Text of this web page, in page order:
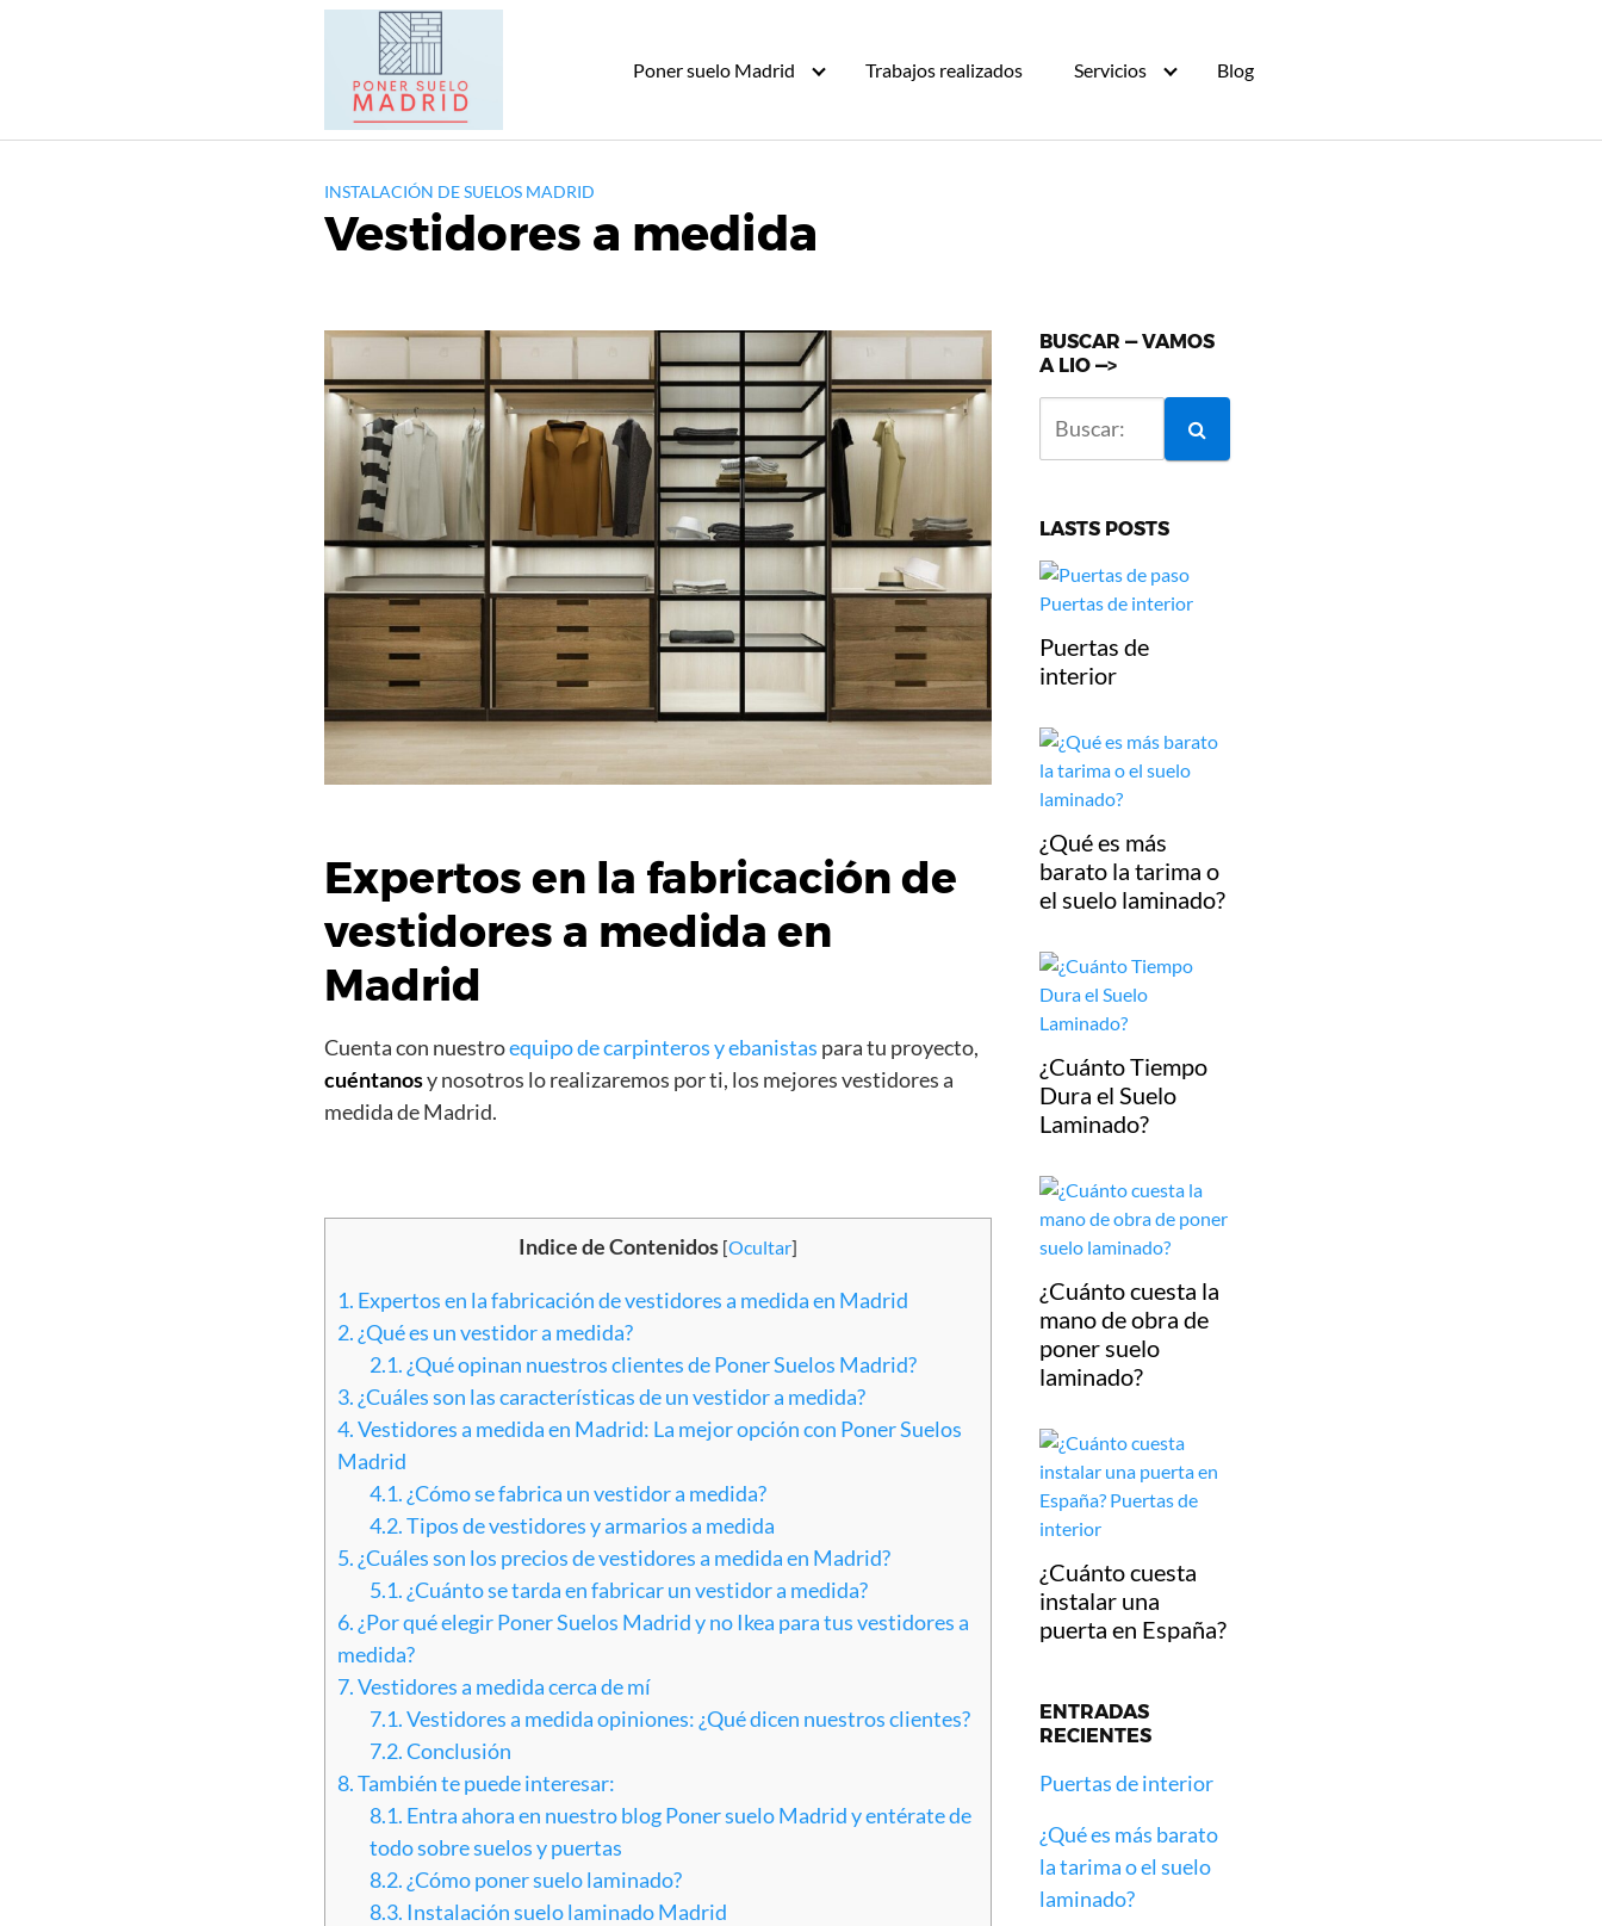
Poner suelo Madrid Trabajos realizados Servicios Blog
INSTALACIÓN DE SUELOS MADRID
Vestidores a medida
Expertos en la fabricación de
vestidores a medida en
Madrid
Cuenta con nuestroequipo de carpinteros y ebanistas para tu proyecto,
cuéntanosy nosotros lo realizaremos por ti, los mejores vestidores a
medida de Madrid.
Indice de Contenidos [Ocultar]
1. Expertos en la fabricación de vestidores a medida en Madrid
2. ¿Qué es un vestidor a medida?
2.1. ¿Qué opinan nuestros clientes de Poner Suelos Madrid?
3. ¿Cuáles son las características de un vestidor a medida?
4.Vestidores a medida en Madrid: La mejor opción con Poner Suelos
Madrid
4.1. ¿Cómo se fabrica un vestidor a medida?
4.2.Tipos de vestidores y armarios a medida
5. ¿Cuáles son los precios de vestidores a medida en Madrid?
5.1. ¿Cuánto se tarda en fabricar un vestidor a medida?
6. ¿Por qué elegir Poner Suelos Madrid y no Ikea para tus vestidores a
medida?
7.Vestidores a medida cerca de mí
7.1.Vestidores a medida opiniones: ¿Qué dicen nuestros clientes?
7.2.Conclusión
8.También te puede interesar:
8.1. Entra ahora en nuestro blog Poner suelo Madrid y entérate de
todo sobre suelos y puertas
8.2. ¿Cómo poner suelo laminado?
8.3. Instalación suelo laminado Madrid
BUSCAR — VAMOS
A LIO —>
LASTS POSTS
Puertas de
interior
¿Qué es más
barato la tarima o
el suelo laminado?
¿Cuánto Tiempo
Dura el Suelo
Laminado?
¿Cuánto cuesta la
mano de obra de
poner suelo
laminado?
¿Cuánto cuesta
instalar una
puerta en España?
ENTRADAS
RECIENTES
Puertas de interior
¿Qué es más barato
la tarima o el suelo
laminado?